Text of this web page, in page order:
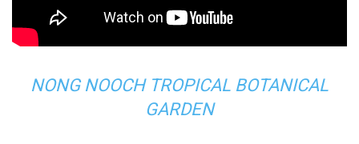
NONG NOOCH TROPICAL BOTANICAL
GARDEN